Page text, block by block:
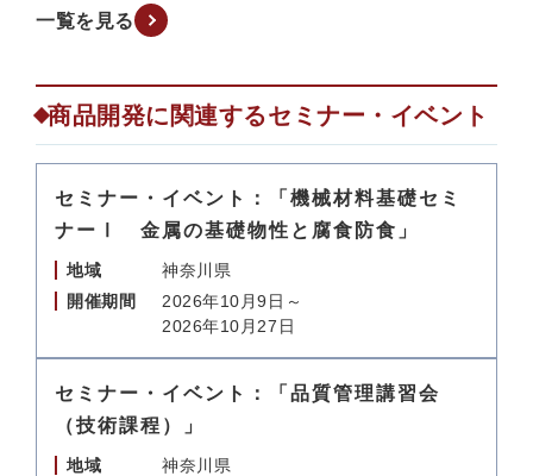
一覧を見る
商品開発に関連するセミナー・イベント
セミナー・イベント：「機械材料基礎セミ
ナーⅠ 金属の基礎物性と腐食防食」
地域
神奈川県
開催期間
2026年10月9日～
2026年10月27日
セミナー・イベント：「品質管理講習会
（技術課程）」
地域
神奈川県